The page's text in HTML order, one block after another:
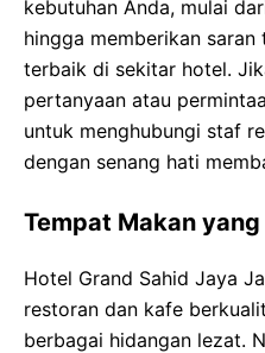
kebutuhan Anda, mulai
hingga memberikan
terbaik di sekitar hotel.
pertanyaan atau
untuk menghubungi staf
dengan senang hati
Tempat Makan
Hotel Grand Sahid Jaya
restoran dan kafe
berbagai hidangan lezat.